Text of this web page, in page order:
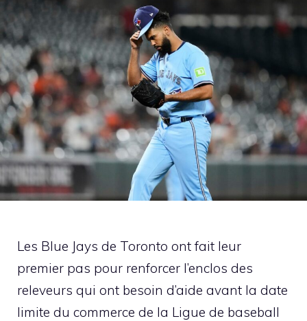
Les Blue Jays de Toronto ont fait leur
premier pas pour renforcer l’enclos des
releveurs qui ont besoin d’aide avant la date
limite du commerce de la Ligue de baseball